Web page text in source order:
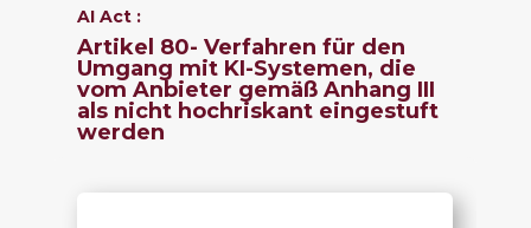
AI Act :
Artikel 80- Verfahren für den
Umgang mit KI-Systemen, die
vom Anbieter gemäß Anhang III
als nicht hochriskant eingestuft
werden